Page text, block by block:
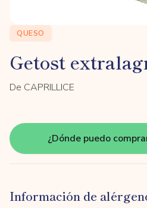
QUESO
Getost
De CAPRILLICE
¿Dónde puedo
Información de